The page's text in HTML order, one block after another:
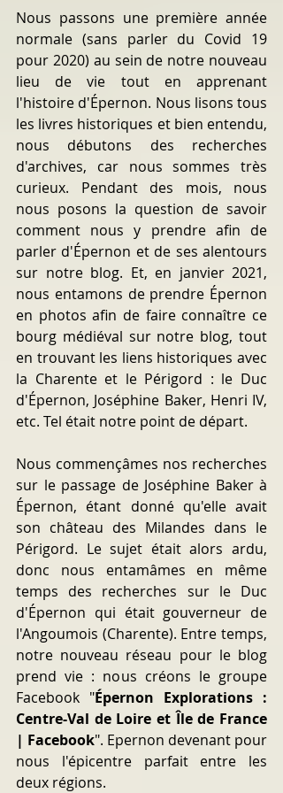
Nous passons une première année
normale (sans parler du Covid 19
pour 2020) au sein de notre nouveau
lieu de vie tout en apprenant
l'histoire d'Épernon. Nous lisons tous
les livres historiques et bien entendu,
nous débutons des recherches
d'archives, car nous sommes très
curieux. Pendant des mois, nous
nous posons la question de savoir
comment nous y prendre afin de
parler d'Épernon et de ses alentours
sur notre blog. Et, en janvier 2021,
nous entamons de prendre Épernon
en photos afin de faire connaître ce
bourg médiéval sur notre blog, tout
en trouvant les liens historiques avec
la Charente et le Périgord : le Duc
d'Épernon, Joséphine Baker, Henri IV,
etc. Tel était notre point de départ.
Nous commençâmes nos recherches
sur le passage de Joséphine Baker à
Épernon, étant donné qu'elle avait
son château des Milandes dans le
Périgord. Le sujet était alors ardu,
donc nous entamâmes en même
temps des recherches sur le Duc
d'Épernon qui était gouverneur de
l'Angoumois (Charente). Entre temps,
notre nouveau réseau pour le blog
prend vie : nous créons le groupe
Facebook "Épernon Explorations :
Centre-Val de Loire et Île de France
| Facebook". Epernon devenant pour
nous l'épicentre parfait entre les
deux régions.